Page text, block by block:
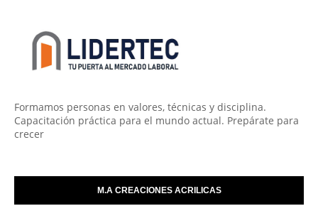
Formamos personas en valores, técnicas y disciplina.
Capacitación práctica para el mundo actual. Prepárate para
crecer
M.A CREACIONES ACRILICAS